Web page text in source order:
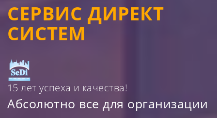
15 лет успеха и качества!
СЕРВИС ДИРЕКТ
СИСТЕМ
Абсолютно все для организации